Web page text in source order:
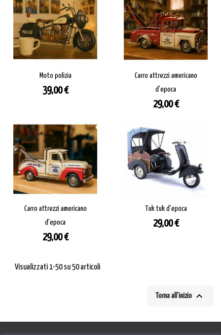
Moto polizia
Prezzo
39,00 €
Carro attrezzi americano
d'epoca
Prezzo
29,00 €
Carro attrezzi americano
d'epoca
Prezzo
29,00 €
Tuk tuk d'epoca
Prezzo
29,00 €
Visualizzati 1-50 su 50 articoli
Torna all'inizio 